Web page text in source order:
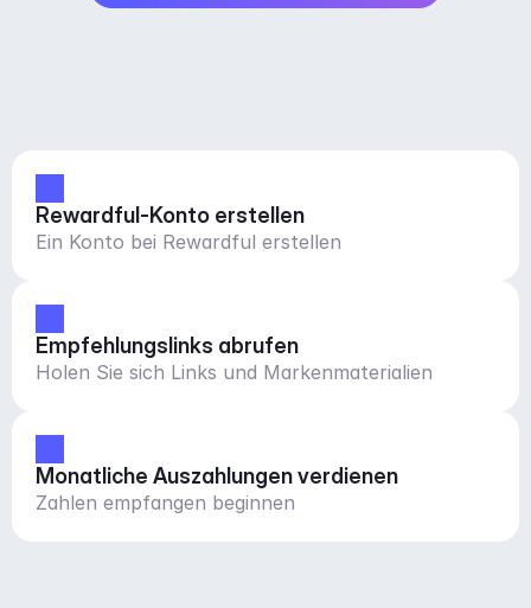
Rewardful-Konto erstellen
Ein Konto bei Rewardful erstellen
Empfehlungslinks abrufen
Holen Sie sich Links und Markenmaterialien
Monatliche Auszahlungen verdienen
Zahlen empfangen beginnen